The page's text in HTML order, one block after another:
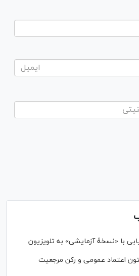
با «نسخهٔ آزمایشی» به تلویزیون
اعتماد عمومی و رکن مرجعیت